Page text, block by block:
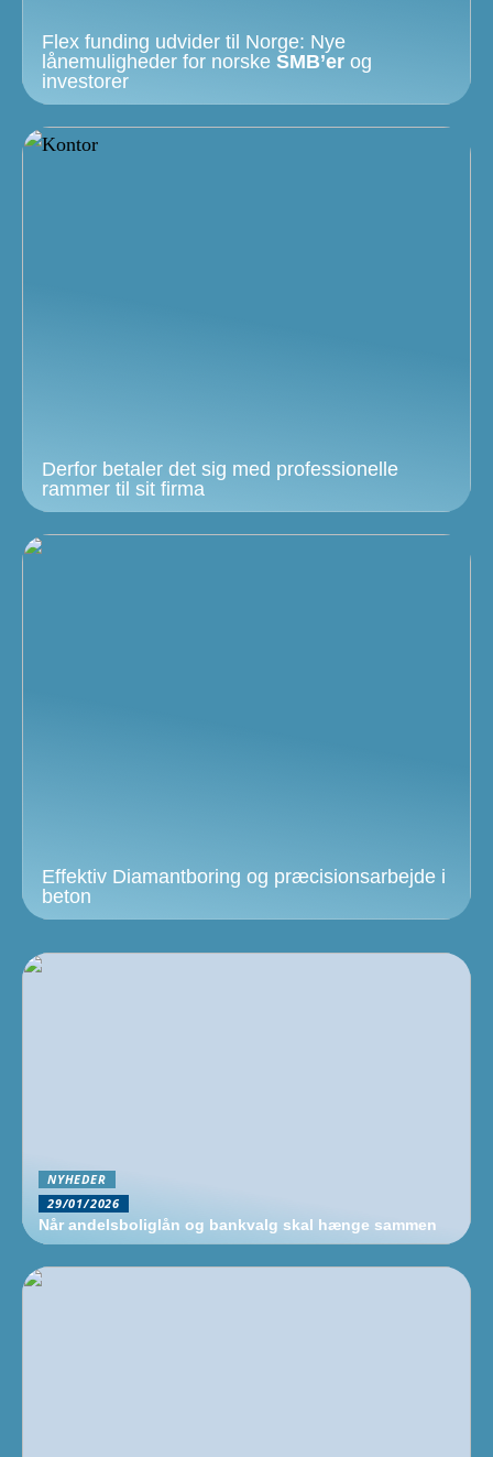
Flex funding udvider til Norge: Nye
lånemuligheder for norske SMB’er og
investorer
Derfor betaler det sig med professionelle
rammer til sit firma
Effektiv Diamantboring og præcisionsarbejde i
beton
NYHEDER
29/01/2026
Når andelsboliglån og bankvalg skal hænge sammen